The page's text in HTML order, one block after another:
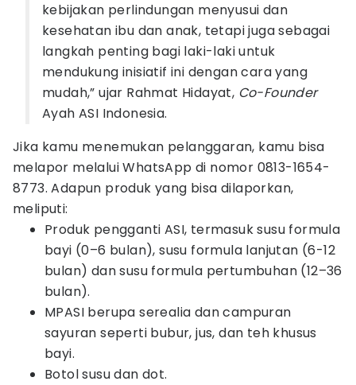
kebijakan perlindungan menyusui dan
kesehatan ibu dan anak, tetapi juga sebagai
langkah penting bagi laki-laki untuk
mendukung inisiatif ini dengan cara yang
mudah,” ujar Rahmat Hidayat, Co-Founder
Ayah ASI Indonesia.
Jika kamu menemukan pelanggaran, kamu bisa
melapor melalui WhatsApp di nomor 0813-1654-
8773. Adapun produk yang bisa dilaporkan,
meliputi:
Produk pengganti ASI, termasuk susu formula
bayi (0–6 bulan), susu formula lanjutan (6-12
bulan) dan susu formula pertumbuhan (12–36
bulan).
MPASI berupa serealia dan campuran
sayuran seperti bubur, jus, dan teh khusus
bayi.
Botol susu dan dot.